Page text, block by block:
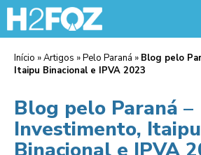
Início »Artigos »Pelo Paraná » Blog pelo
Itaipu Binacional e IPVA 2023
Blog pelo Paraná –
Investimento, Itaipu